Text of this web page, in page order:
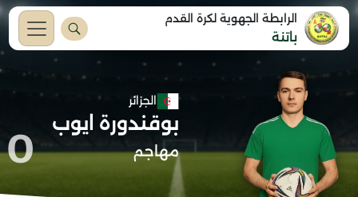
الرابطة الجهوية لكرة القدم
باتنة
الجزائر
بوقندورة ايوب
مهاجم 0